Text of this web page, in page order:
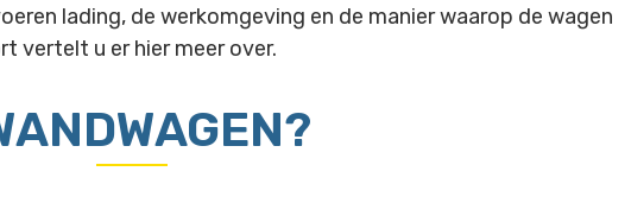
lading, de werkomgeving en de manier waarop de wagen
vertelt u er hier meer over.